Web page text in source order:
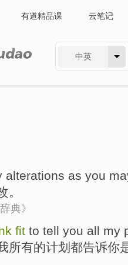
有道精品课 云笔记
中英
alterations as you
。
典》
fit to tell you all my
所有的计划都告诉你